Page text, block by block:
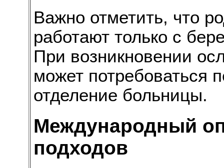
Важно отметить, что
работают только с
При возникновении
может потребоваться
отделение больницы.
Международный
подходов